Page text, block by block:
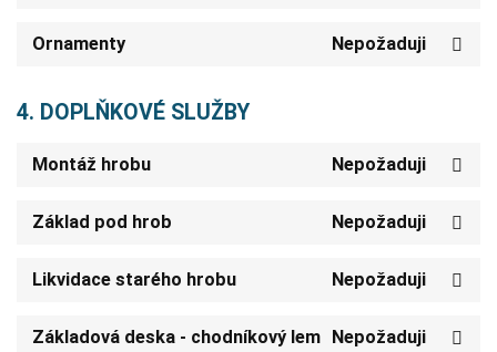
Ornamenty Nepožaduji
4. DOPLŇKOVÉ SLUŽBY
Montáž hrobu Nepožaduji
Základ pod hrob Nepožaduji
Likvidace starého hrobu Nepožaduji
Základová deska - chodníkový lem Nepožaduji